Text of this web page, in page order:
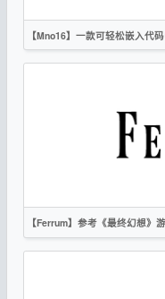
【Mno16】一款可轻松嵌入代
【Ferrum】参考《最终幻想》